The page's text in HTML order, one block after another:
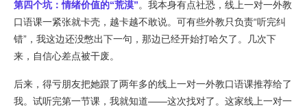
第四个坑：情绪价值的“荒漠”。我本身有点社恐，线上一对一外教
口语课一紧张就卡壳，越卡越不敢说。可有些外教只负责“听完纠
错”，我这边还没憋出下一句，那边已经开始打哈欠了。几次下
来，自信心差点被干废。
后来，得亏朋友把她跟了两年多的线上一对一外教口语课推荐给了
我。试听完第一节课，我就知道——这次找对了。这家线上一对一